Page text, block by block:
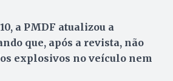
a PMDF atualizou a
que, após a revista, não
explosivos no veículo nem